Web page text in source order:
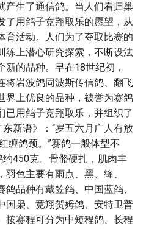
产生了通信鸽。当人们看归巢
了用鸽子竞翔取乐的愿望，从
育活动。人们为了夺取比赛的
练上潜心研究探索，不断设法
的品种。早在18世纪初，
将岩波鸽同波斯传信鸽、翻飞
界上优良的品种，被誉为赛鸽
已用鸽子竞翔取乐，并组织了
新语》：“岁五六月广人有放
缠鸽颈。”赛鸽一般体型不
450克。骨骼硬扎，肌肉丰
色主要有雨点、黑、绛、
品种有戴笠鸽、中国蓝鸽、
国枭、竞翔贺姆鸽、安特卫普
按赛程可分为中短程鸽、长程